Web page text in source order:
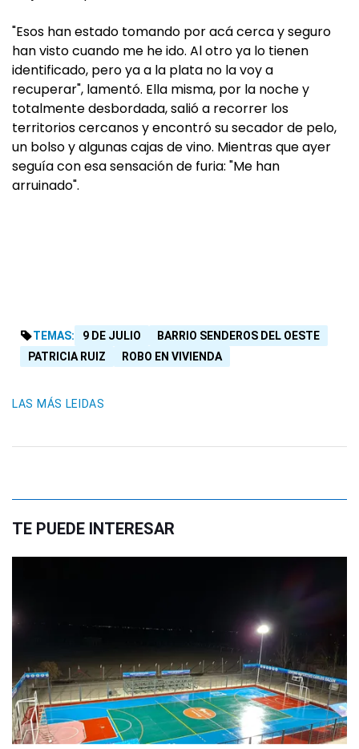
"Esos han estado tomando por acá cerca y seguro
han visto cuando me he ido. Al otro ya lo tienen
identificado, pero ya a la plata no la voy a
recuperar", lamentó. Ella misma, por la noche y
totalmente desbordada, salió a recorrer los
territorios cercanos y encontró su secador de pelo,
un bolso y algunas cajas de vino. Mientras que ayer
seguía con esa sensación de furia: "Me han
arruinado".
TEMAS: 9 DE JULIO
BARRIO SENDEROS DEL OESTE
PATRICIA RUIZ
ROBO EN VIVIENDA
LAS MÁS LEIDAS
TE PUEDE INTERESAR